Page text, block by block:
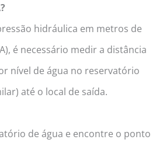
hidráulica em metros de
é necessário medir a distância
nível de água no reservatório
até o local de saída.
de água e encontre o ponto